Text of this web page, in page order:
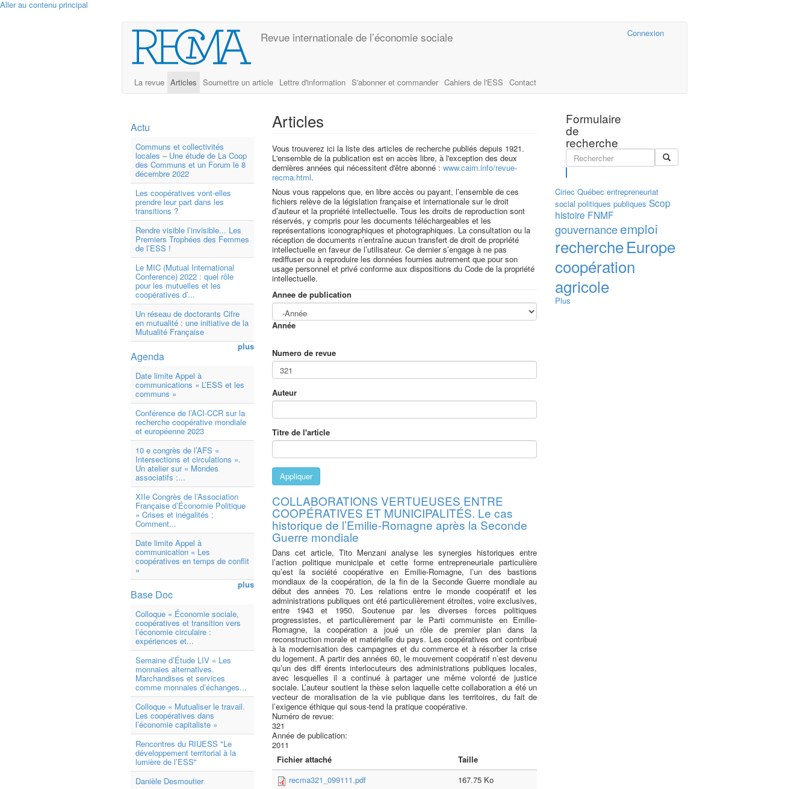
Aller au contenu principal
Connexion
Revue internationale de l’économie sociale
La revue Articles Soumettre un article Lettre d'information S'abonner et commander Cahiers de l'ESS Contact
Formulaire
de
recherche
Actu
Communs et collectivités
locales – Une étude de La Coop
des Communs et un Forum le 8
décembre 2022
Les coopératives vont-elles
prendre leur part dans les
transitions ?
Rendre visible l’invisible... Les
Premiers Trophées des Femmes
de l’ESS !
Le MIC (Mutual International
Conference) 2022 : quel rôle
pour les mutuelles et les
coopératives d’...
Un réseau de doctorants Cifre
en mutualité : une initiative de la
Mutualité Française
plus
Agenda
Date limite Appel à
communications « L’ESS et les
communs »
Conférence de l’ACI-CCR sur la
recherche coopérative mondiale
et européenne 2023
10 e congrès de l’AFS «
Intersections et circulations ».
Un atelier sur « Mondes
associatifs :...
XIIe Congrès de l’Association
Française d’Économie Politique
« Crises et inégalités :
Comment...
Date limite Appel à
communication « Les
coopératives en temps de conflit
»
plus
Base Doc
Colloque « Économie sociale,
coopératives et transition vers
l’économie circulaire :
expériences et...
Semaine d’Étude LIV « Les
monnaies alternatives.
Marchandises et services
comme monnaies d’échanges...
Colloque « Mutualiser le travail.
Les coopératives dans
l’économie capitaliste »
Rencontres du RIUESS "Le
développement territorial à la
lumière de l’ESS"
Danièle Desmoutier
Articles
Vous trouverez ici la liste des articles de recherche publiés depuis 1921.
L'ensemble de la publication est en accès libre, à l'exception des deux
dernières années qui nécessitent d'être abonné : www.cairn.info/revue-
recma.html.
Nous vous rappelons que, en libre accès ou payant, l’ensemble de ces
fichiers relève de la législation française et internationale sur le droit
d’auteur et la propriété intellectuelle. Tous les droits de reproduction sont
réservés, y compris pour les documents téléchargeables et les
représentations iconographiques et photographiques. La consultation ou la
réception de documents n’entraîne aucun transfert de droit de propriété
intellectuelle en faveur de l’utilisateur. Ce dernier s’engage à ne pas
rediffuser ou à reproduire les données fournies autrement que pour son
usage personnel et privé conforme aux dispositions du Code de la propriété
intellectuelle.
Annee de publication
Année
Numero de revue
Auteur
Titre de l'article
Appliquer
COLLABORATIONS VERTUEUSES ENTRE
COOPÉRATIVES ET MUNICIPALITÉS. Le cas
historique de l’Emilie-Romagne après la Seconde
Guerre mondiale
Dans cet article, Tito Menzani analyse les synergies historiques entre
l’action politique municipale et cette forme entrepreneuriale particulière
qu’est la société coopérative en Emilie-Romagne, l’un des bastions
mondiaux de la coopération, de la fin de la Seconde Guerre mondiale au
début des années 70. Les relations entre le monde coopératif et les
administrations publiques ont été particulièrement étroites, voire exclusives,
entre 1943 et 1950. Soutenue par les diverses forces politiques
progressistes, et particulièrement par le Parti communiste en Emilie-
Romagne, la coopération a joué un rôle de premier plan dans la
reconstruction morale et matérielle du pays. Les coopératives ont contribué
à la modernisation des campagnes et du commerce et à résorber la crise
du logement. A partir des années 60, le mouvement coopératif n’est devenu
qu’un des diff érents interlocuteurs des administrations publiques locales,
avec lesquelles il a continué à partager une même volonté de justice
sociale. L’auteur soutient la thèse selon laquelle cette collaboration a été un
vecteur de moralisation de la vie publique dans les territoires, du fait de
l’exigence éthique qui sous-tend la pratique coopérative.
Numéro de revue:
321
Année de publication:
2011
Fichier attaché
Taille
recma321_099111.pdf
167.75 Ko
Ciriec Québec entrepreneuriat
social politiques publiques Scop
histoire FNMF
gouvernanceemploi
rechercheEurope
coopération
agricole
Plus